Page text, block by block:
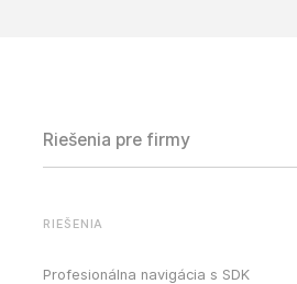
Riešenia pre firmy
RIEŠENIA
Profesionálna navigácia s SDK